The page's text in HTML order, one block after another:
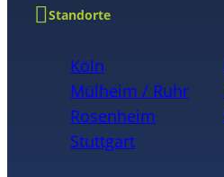
Standorte
Köln
Mülheim / Ruhr
Rosenheim
Stuttgart